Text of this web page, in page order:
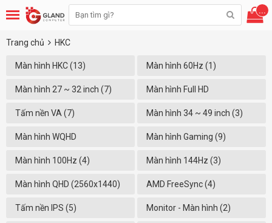
...
Trang chủ HKC
Màn hình HKC (13) Màn hình 60Hz (1)
Màn hình 27 ~ 32 inch (7) Màn hình Full HD
(1920x1080) (5)
Tấm nền VA (7) Màn hình 34 ~ 49 inch (3)
Màn hình WQHD
(3440x1440) (2)
Màn hình Gaming (9)
Màn hình 100Hz (4) Màn hình 144Hz (3)
Màn hình QHD (2560x1440)
(5)
AMD FreeSync (4)
Tấm nền IPS (5) Monitor - Màn hình (2)